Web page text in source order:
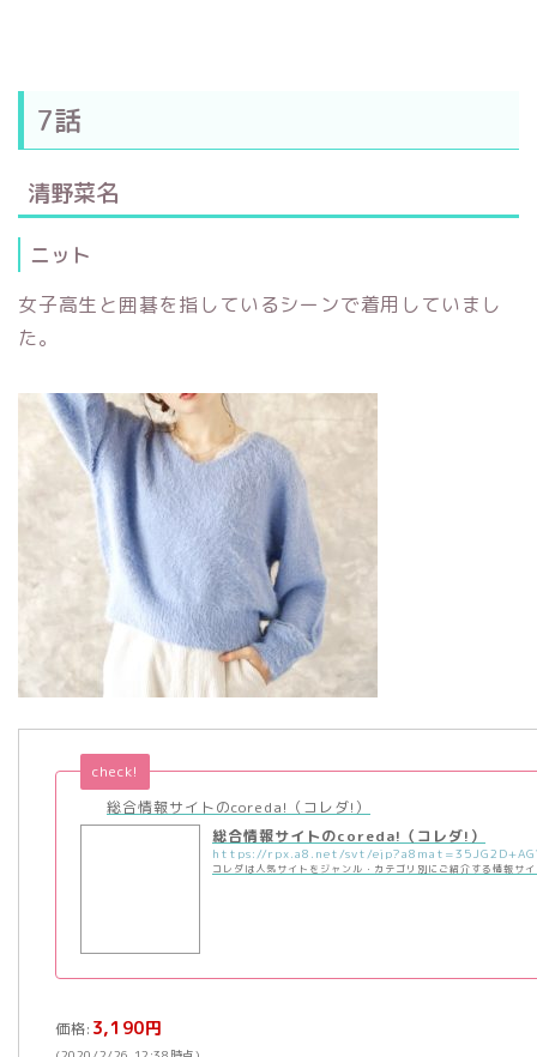
7話
清野菜名
ニット
女子高生と囲碁を指しているシーンで着用していまし
た。
総合情報サイトのcoreda!（コレダ!）
check!
総合情報サイトのcoreda!（コレダ!）
コレダは人気サイトをジャンル・カテゴリ別にご紹介する情報サ
価格: 3,190円